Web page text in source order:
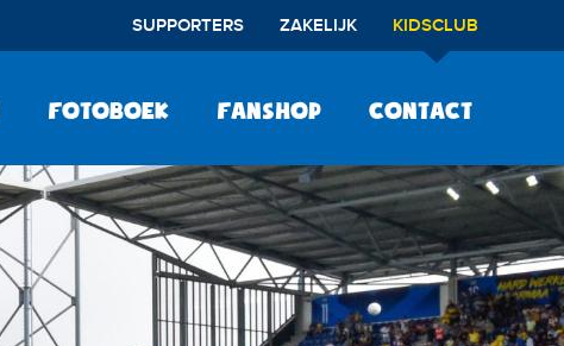
SUPPORTERS ZAKELIJK KIDSCLUB
Fotoboek Fanshop Contact